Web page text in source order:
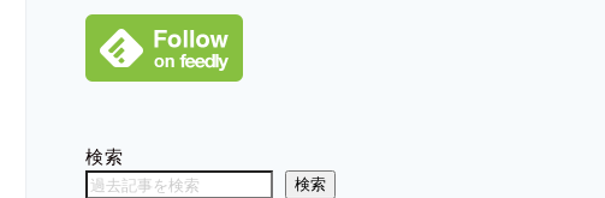
検索
検索